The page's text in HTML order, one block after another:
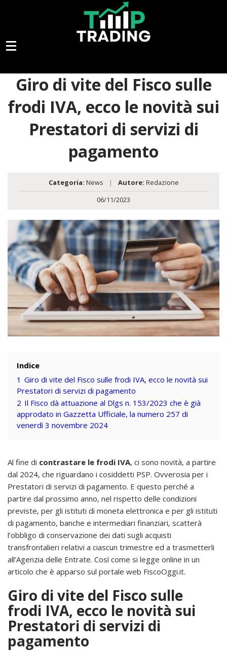
Giro di vite del Fisco sulle
frodi IVA, ecco le novità sui
Prestatori di servizi di
pagamento
Categoria: News | Autore: Redazione
06/11/2023
Indice
1 Giro di vite del Fisco sulle frodi IVA, ecco le novità sui
Prestatori di servizi di pagamento
2 Il Fisco dà attuazione al Dlgs n. 153/2023 che è già
approdato in Gazzetta Ufficiale, la numero 257 di
venerdì 3 novembre 2024
Al fine di contrastare le frodi IVA, ci sono novità, a partire
dal 2024, che riguardano i cosiddetti PSP. Ovverosia per i
Prestatori di servizi di pagamento. E questo perché a
partire dal prossimo anno, nel rispetto delle condizioni
previste, per gli istituti di moneta elettronica e per gli istituti
di pagamento, banche e intermediari finanziari, scatterà
l’obbligo di conservazione dei dati sugli acquisti
transfrontalieri relativi a ciascun trimestre ed a trasmetterli
all’Agenzia delle Entrate. Così come si legge online in un
articolo che è apparso sul portale web FiscoOggi.it.
Giro di vite del Fisco sulle
frodi IVA, ecco le novità sui
Prestatori di servizi di
pagamento